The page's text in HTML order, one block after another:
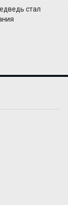
стал